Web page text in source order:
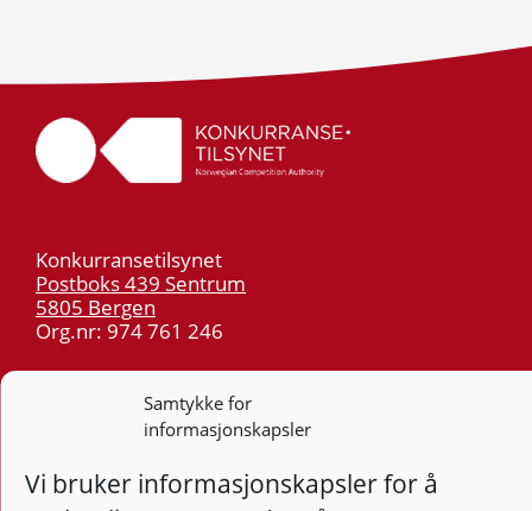
Samtykke for
informasjonskapsler
Vi bruker informasjonskapsler for å
Konkurransetilsynet
Postboks 439 Sentrum
5805 Bergen
Org.nr: 974 761 246
55 59 75 00
post@kt.no